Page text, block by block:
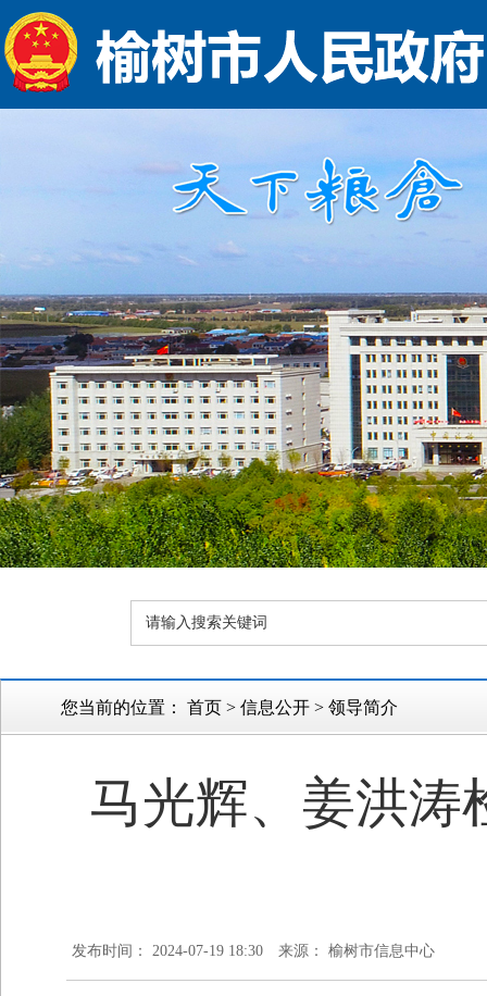
您当前的位置： 首页 > 信息公开 > 领导简介
马光辉、姜洪涛
发布时间： 2024-07-19 18:30 来源： 榆树市信息中心